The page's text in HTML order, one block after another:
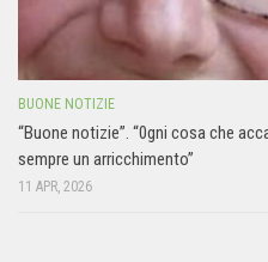
BUONE NOTIZIE
“Buone notizie”. “0gni cosa che
sempre un arricchimento”
11 APR, 2026